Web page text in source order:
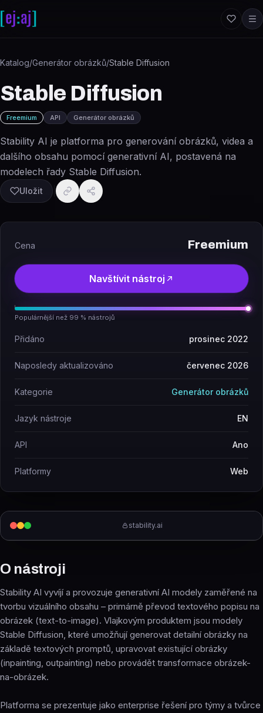
Katalog/Generátor obrázků/Stable Diffusion
Stable Diffusion
Freemium API Generátor obrázků
Stability AI je platforma pro generování obrázků, videa a
dalšího obsahu pomocí generativní AI, postavená na
modelech řady Stable Diffusion.
Uložit
stability.ai
O nástroji
Stability AI vyvíjí a provozuje generativní AI modely zaměřené na
tvorbu vizuálního obsahu – primárně převod textového popisu na
obrázek (text-to-image). Vlajkovým produktem jsou modely
Stable Diffusion, které umožňují generovat detailní obrázky na
základě textových promptů, upravovat existující obrázky
(inpainting, outpainting) nebo provádět transformace obrázek-
na-obrázek.
Platforma se prezentuje jako enterprise řešení pro týmy a tvůrce
Cena Freemium
Navštívit nástroj
Populárnější než 99 % nástrojů
Přidáno prosinec 2022
Naposledy aktualizováno červenec 2026
Kategorie Generátor obrázků
Jazyk nástroje EN
API Ano
Platformy Web